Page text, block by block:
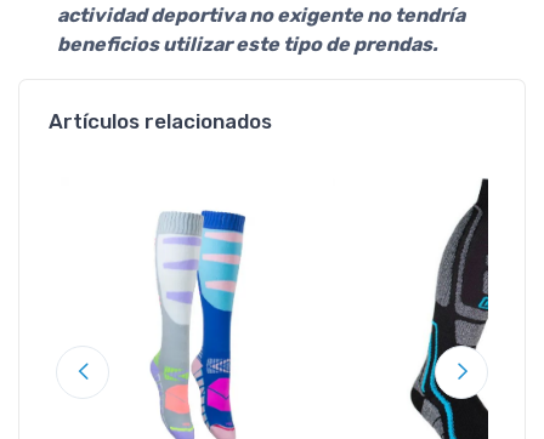
actividad deportiva no exigente no tendría
beneficios utilizar este tipo de prendas.
Artículos relacionados